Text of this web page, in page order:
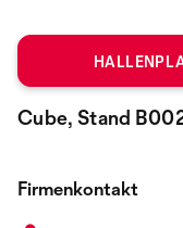
Cube, Stand
Firmenkontakt